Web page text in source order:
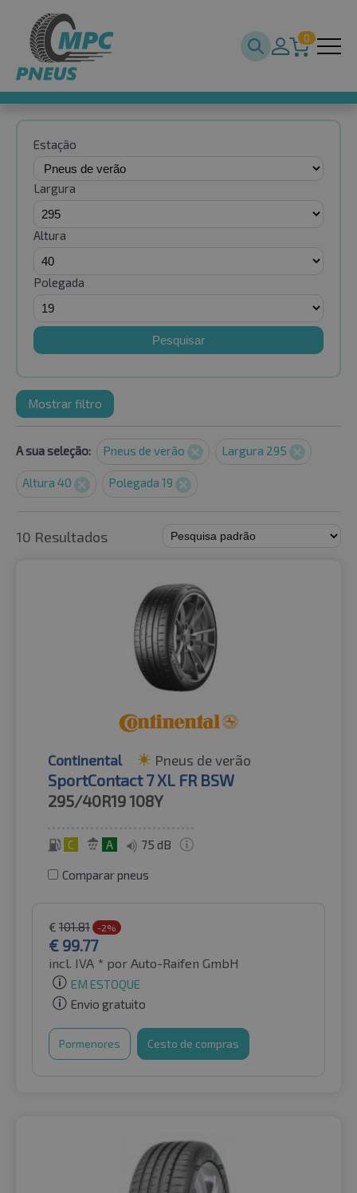
0
Estação
Largura
Altura
Polegada
Pesquisar
Mostrar filtro
A sua seleção: Pneus de verão Largura 295
Altura 40 Polegada 19
10 Resultados
Continental Pneus de verão
SportContact 7 XL FR BSW
295/40R19108Y
C A 75 dB
Comparar pneus
€ 101.81 -2%
€ 99.77
incl. IVA * por Auto-Raifen GmbH
EM ESTOQUE
Envio gratuito
Pormenores Cesto de compras